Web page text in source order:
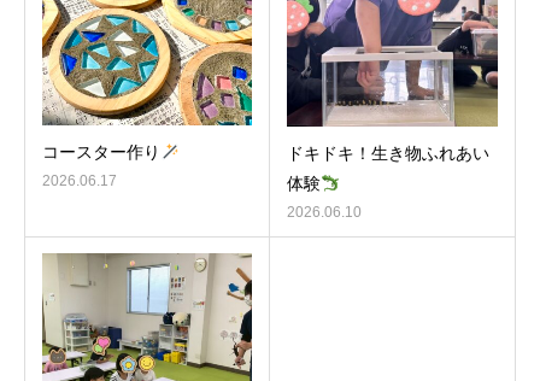
コースター作り
2026.06.17
ドキドキ！生き物ふれあい
体験
2026.06.10